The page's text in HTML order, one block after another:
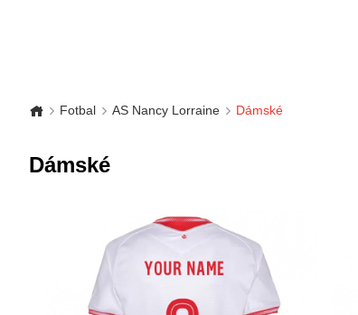
Fotbal AS Nancy Lorraine Dámské
Dámské